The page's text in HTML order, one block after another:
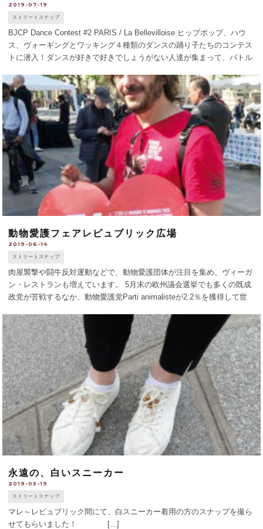
2019-07-19
ストリートスナップ
BJCP Dance Contest #2 PARIS / La Bellevilloise ヒップポップ、ハウ
ス、ヴォーギングとワッキング４種類のダンスの踊り子たちのコンテス
トに潜入！ダンスが好きで好きでしょうがない人達が集まって、バトル
動物愛護フェアレピュブリック広場
2019-06-14
ストリートスナップ
肉屋襲撃や闘牛反対運動などで、動物愛護団体が注目を集め、ヴィーガ
ン・レストランも増えています。 5月末の欧州議会選挙でも多くの既成
政党が苦戦するなか、動物愛護党Parti animalisteが2.2％を獲得して世
永遠の、白いスニーカー
2019-05-19
ストリートスナップ
マレ～レピュブリック間にて、白スニーカー着用の方のスナップを撮ら
せてもらいました！ [...]